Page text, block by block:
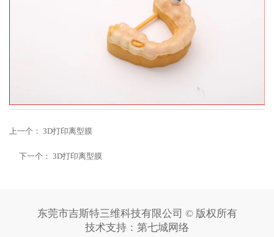
上一个： 3D打印离型膜
下一个： 3D打印离型膜
东莞市吉斯特三维科技有限公司 © 版权所有
技术支持： 第七城网络